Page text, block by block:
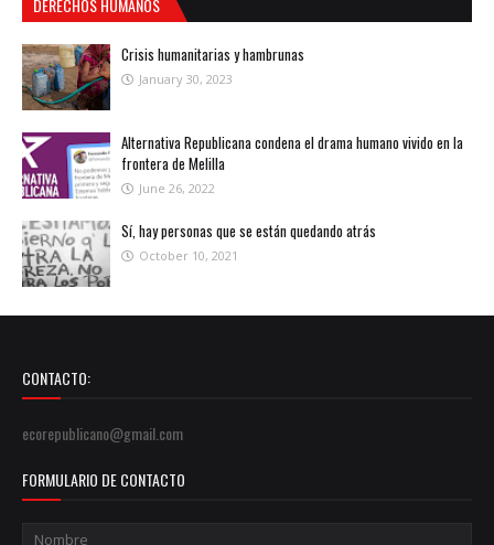
DERECHOS HUMANOS
Crisis humanitarias y hambrunas
January 30, 2023
Alternativa Republicana condena el drama humano vivido en la
frontera de Melilla
June 26, 2022
Sí, hay personas que se están quedando atrás
October 10, 2021
CONTACTO:
ecorepublicano@gmail.com
FORMULARIO DE CONTACTO